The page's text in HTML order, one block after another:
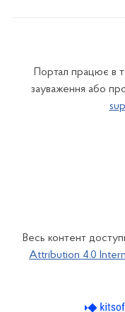
Портал працює в
зауваження або
Весь контент
Attribution 4.0